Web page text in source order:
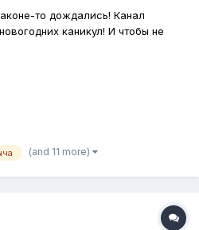
то дождались! Канал
каникул! И чтобы не
лето и прекрасная
Берём спиннинги и
и с...
(and 11 more)